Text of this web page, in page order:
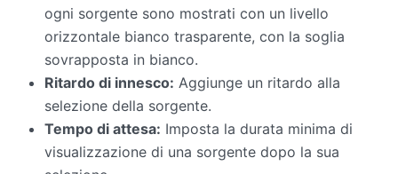
ogni sorgente sono mostrati con un livello
orizzontale bianco trasparente, con la soglia
sovrapposta in bianco.
Ritardo di innesco: Aggiunge un ritardo alla
selezione della sorgente.
Tempo di attesa: Imposta la durata minima di
visualizzazione di una sorgente dopo la sua